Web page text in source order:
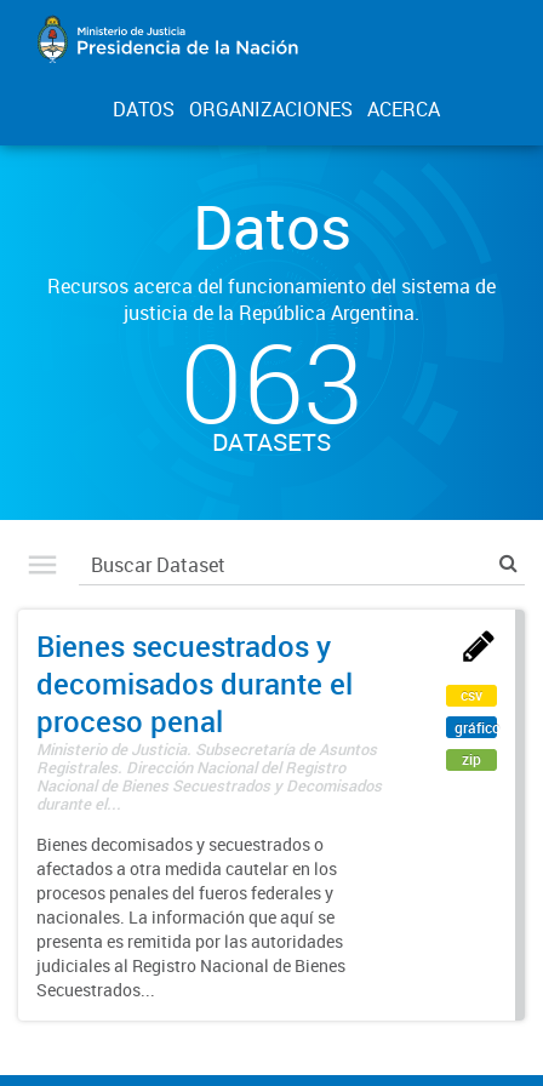
DATOS ORGANIZACIONES ACERCA
Datos
Recursos acerca del funcionamiento del sistema de
justicia de la República Argentina.
063
DATASETS
Bienes secuestrados y
decomisados durante el
proceso penal
Ministerio de Justicia. Subsecretaría de Asuntos
Registrales. Dirección Nacional del Registro
Nacional de Bienes Secuestrados y Decomisados
durante el...
Bienes decomisados y secuestrados o
afectados a otra medida cautelar en los
procesos penales del fueros federales y
nacionales. La información que aquí se
presenta es remitida por las autoridades
judiciales al Registro Nacional de Bienes
Secuestrados...
csv
gráfico
zip